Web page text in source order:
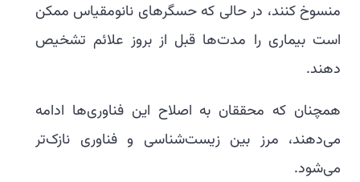
منسوخ کنند، در حالی که حسگرهای نانومقیاس ممکن
است بیماری را مدت‌ها قبل از بروز علائم تشخیص
دهند.
همچنان که محققان به اصلاح این فناوری‌ها ادامه
می‌دهند، مرز بین زیست‌شناسی و فناوری نازک‌تر
می‌شود.